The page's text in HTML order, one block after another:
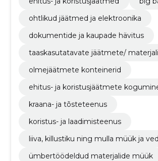
ohtlikud jäätmed ja elektroonika
dokumentide ja kaupade hävitus
taaskasutatavate jäätmete/
olmejäätmete konteinerid
ehitus- ja koristusjäätmete
kraana- ja tõsteteenus
koristus- ja laadimisteenus
liiva, killustiku ning mulla müük ja
ümbertöödeldud materjalide müük